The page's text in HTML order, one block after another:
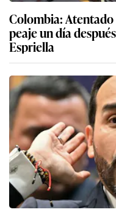
Colombia:
peaje un día
Espriella